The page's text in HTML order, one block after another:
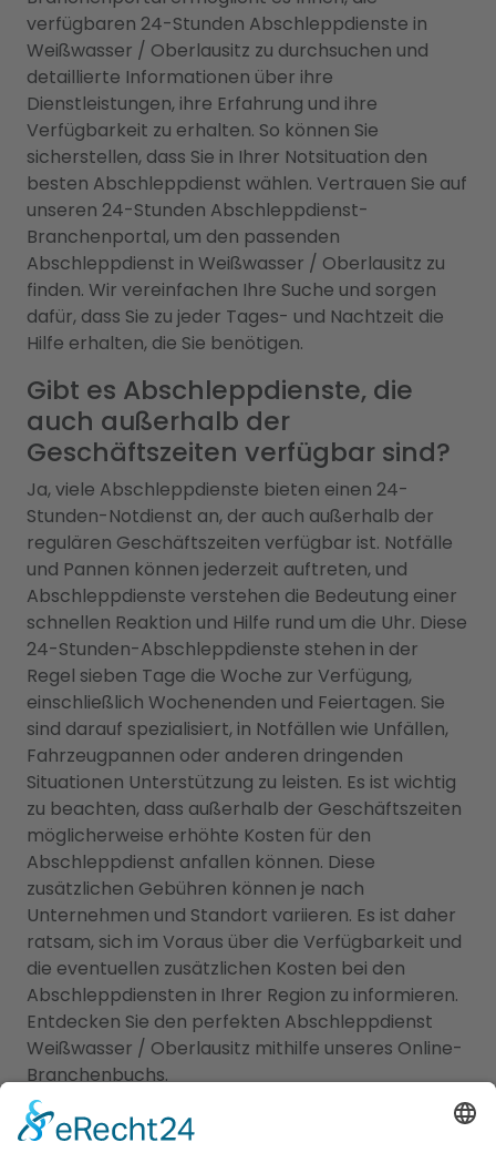
verfügbaren 24-Stunden Abschleppdienste in
Weißwasser / Oberlausitz zu durchsuchen und
detaillierte Informationen über ihre
Dienstleistungen, ihre Erfahrung und ihre
Verfügbarkeit zu erhalten. So können Sie
sicherstellen, dass Sie in Ihrer Notsituation den
besten Abschleppdienst wählen. Vertrauen Sie auf
unseren 24-Stunden Abschleppdienst-
Branchenportal, um den passenden
Abschleppdienst in Weißwasser / Oberlausitz zu
finden. Wir vereinfachen Ihre Suche und sorgen
dafür, dass Sie zu jeder Tages- und Nachtzeit die
Hilfe erhalten, die Sie benötigen.
Gibt es Abschleppdienste, die
auch außerhalb der
Geschäftszeiten verfügbar sind?
Ja, viele Abschleppdienste bieten einen 24-
Stunden-Notdienst an, der auch außerhalb der
regulären Geschäftszeiten verfügbar ist. Notfälle
und Pannen können jederzeit auftreten, und
Abschleppdienste verstehen die Bedeutung einer
schnellen Reaktion und Hilfe rund um die Uhr. Diese
24-Stunden-Abschleppdienste stehen in der
Regel sieben Tage die Woche zur Verfügung,
einschließlich Wochenenden und Feiertagen. Sie
sind darauf spezialisiert, in Notfällen wie Unfällen,
Fahrzeugpannen oder anderen dringenden
Situationen Unterstützung zu leisten. Es ist wichtig
zu beachten, dass außerhalb der Geschäftszeiten
möglicherweise erhöhte Kosten für den
Abschleppdienst anfallen können. Diese
zusätzlichen Gebühren können je nach
Unternehmen und Standort variieren. Es ist daher
ratsam, sich im Voraus über die Verfügbarkeit und
die eventuellen zusätzlichen Kosten bei den
Abschleppdiensten in Ihrer Region zu informieren.
Entdecken Sie den perfekten Abschleppdienst
Weißwasser / Oberlausitz mithilfe unseres Online-
Branchenbuchs.
Finden Sie den passenden